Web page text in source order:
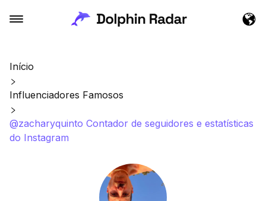
Início
Influenciadores Famosos
@zacharyquinto Contador de seguidores e estatísticas
do Instagram